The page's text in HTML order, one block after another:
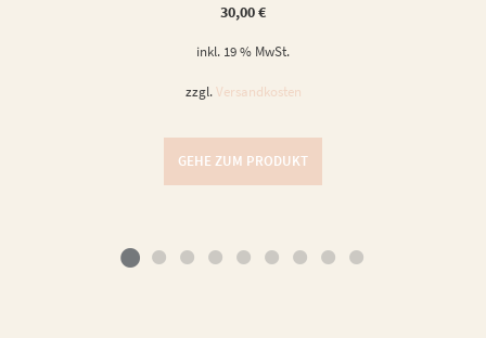
30,00€
inkl. 19 % MwSt.
zzgl. Versandkosten
GEHE ZUM PRODUKT